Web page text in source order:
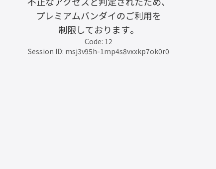
プレミアムバンダイのご利用を
制限しております。
Code: 12
Session ID: msj3v95h-1mp4s8vxxkp7ok0r0